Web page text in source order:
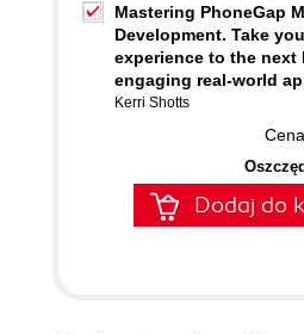
Mastering PhoneGap
Development. Take
experience to the next
engaging real-world
Kerri Shotts
Dodaj do